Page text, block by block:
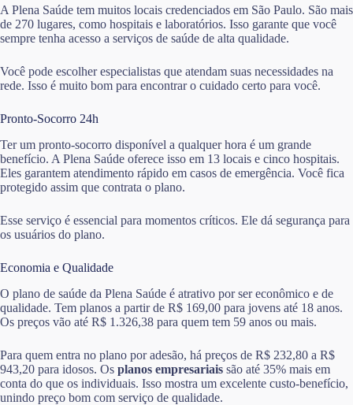
A Plena Saúde tem muitos locais credenciados em São Paulo. São mais
de 270 lugares, como hospitais e laboratórios. Isso garante que você
sempre tenha acesso a serviços de saúde de alta qualidade.
Você pode escolher especialistas que atendam suas necessidades na
rede. Isso é muito bom para encontrar o cuidado certo para você.
Pronto-Socorro 24h
Ter um pronto-socorro disponível a qualquer hora é um grande
benefício. A Plena Saúde oferece isso em 13 locais e cinco hospitais.
Eles garantem atendimento rápido em casos de emergência. Você fica
protegido assim que contrata o plano.
Esse serviço é essencial para momentos críticos. Ele dá segurança para
os usuários do plano.
Economia e Qualidade
O plano de saúde da Plena Saúde é atrativo por ser econômico e de
qualidade. Tem planos a partir de R$ 169,00 para jovens até 18 anos.
Os preços vão até R$ 1.326,38 para quem tem 59 anos ou mais.
Para quem entra no plano por adesão, há preços de R$ 232,80 a R$
943,20 para idosos. Os planos empresariais são até 35% mais em
conta do que os individuais. Isso mostra um excelente custo-benefício,
unindo preço bom com serviço de qualidade.